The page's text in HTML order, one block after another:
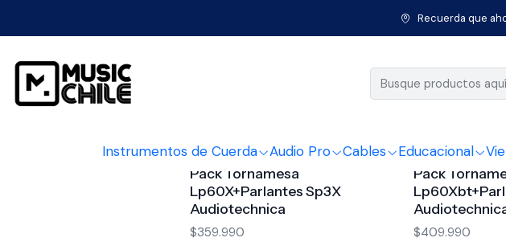
Instrumentos de Cuerda Audio Pro Cables Educacional
Recuerda que
Inicio
8900011|Audiotechnica
Pack Tornamesa
Lp60X+Parlantes Sp3X
Audiotechnica
$359.990
8900012|
Pack
$409.990